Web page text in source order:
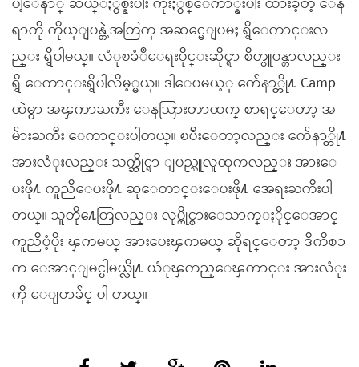
ရာကို ကိုယ္ျပန္တဲ့အတြက္ အဆင္မေျပမႈ ရွိေကာင္းလ
ည္း ရွိပါမယ္။ လံုၿခံဳေရးပိုင္းဆိုင္ရာ စိတ္ပူပန္တာလည္း
ရွိ ေကာင္းရွိပါလိမ့္မယ္။ ဒါေပမယ့္ က်ေနာ္တို႔ Camp
ထဲမွာ အၾကာႀကီး ေနသြားတာထက္ စာရင္ေတာ့ အ
မ်ားႀကီး ေကာင္းပါတယ္။ ၿပီးေတာ့လည္း က်ေနာ္တို႔
အားလံုးလည္း သက္ဆိုင္ရာ ျပည္သူလူထုကလည္း အားေ
ပးဖို႔ ကူညီေပးဖို႔ ဆုေတာင္းေပးဖို႔ အေရးႀကီးပါ
တယ္။ သူတို႔ေတြလည္း လုပ္ကိုင္စားေသာက္ႏိုင္ေအာင္
ကူညီပံ့ပိုး ၾကမယ္ အားေပးၾကမယ္ ဆိုရင္ေတာ့ ဒီကိစၥ
က ေအာင္ျမင္ပါမယ္လို႔ ယံုၾကည္ေၾကာင္း အားလံုး
ကို ေျပာခ်င္ ပါ တယ္။